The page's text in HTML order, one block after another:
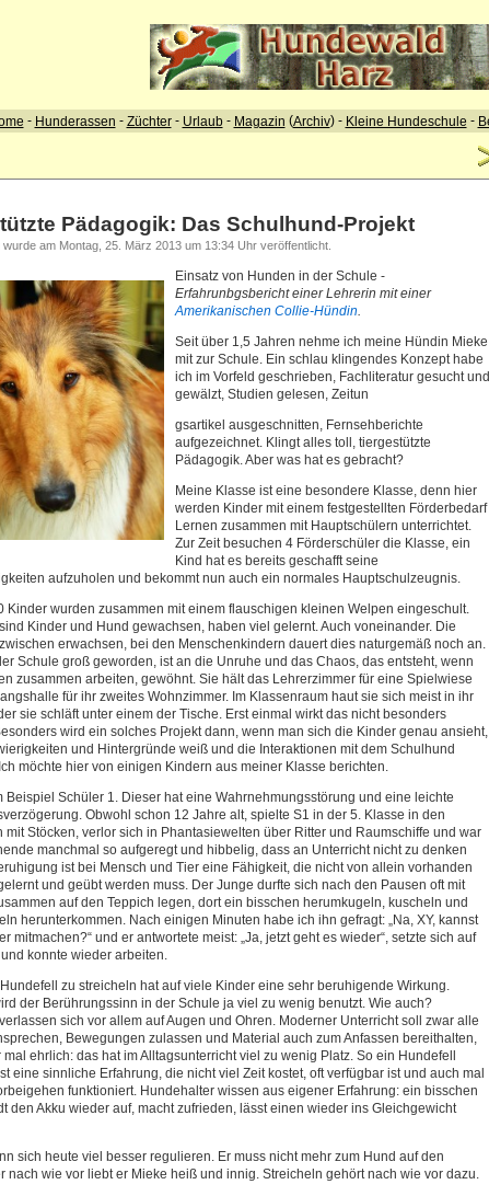
Pädagogik: Das Schulhund-Projekt
wurde am Montag, 25. März 2013 um 13:34 Uhr veröffentlicht.
Einsatz von Hunden in der Schule -
Erfahrunbgsbericht einer Lehrerin mit einer
Amerikanischen Collie-Hündin.
Seit über 1,5 Jahren nehme ich meine Hündin Mieke
mit zur Schule. Ein schlau klingendes Konzept habe
ich im Vorfeld geschrieben, Fachliteratur gesucht und
gewälzt, Studien gelesen, Zeitun
gsartikel ausgeschnitten, Fernsehberichte
aufgezeichnet. Klingt alles toll, tiergestützte
Pädagogik. Aber was hat es gebracht?
Meine Klasse ist eine besondere Klasse, denn hier
werden Kinder mit einem festgestellten Förderbedarf
Lernen zusammen mit Hauptschülern unterrichtet.
Zur Zeit besuchen 4 Förderschüler die Klasse, ein
Kind hat es bereits geschafft seine
aufzuholen und bekommt nun auch ein normales Hauptschulzeugnis.
Kinder wurden zusammen mit einem flauschigen kleinen Welpen eingeschult.
Kinder und Hund gewachsen, haben viel gelernt. Auch voneinander. Die
erwachsen, bei den Menschenkindern dauert dies naturgemäß noch an.
Schule groß geworden, ist an die Unruhe und das Chaos, das entsteht, wenn
zusammen arbeiten, gewöhnt. Sie hält das Lehrerzimmer für eine Spielwiese
für ihr zweites Wohnzimmer. Im Klassenraum haut sie sich meist in ihr
sie schläft unter einem der Tische. Erst einmal wirkt das nicht besonders
wird ein solches Projekt dann, wenn man sich die Kinder genau ansieht,
und Hintergründe weiß und die Interaktionen mit dem Schulhund
möchte hier von einigen Kindern aus meiner Klasse berichten.
Beispiel Schüler 1. Dieser hat eine Wahrnehmungsstörung und eine leichte
Obwohl schon 12 Jahre alt, spielte S1 in der 5. Klasse in den
mit Stöcken, verlor sich in Phantasiewelten über Ritter und Raumschiffe und war
manchmal so aufgeregt und hibbelig, dass an Unterricht nicht zu denken
ist bei Mensch und Tier eine Fähigkeit, die nicht von allein vorhanden
und geübt werden muss. Der Junge durfte sich nach den Pausen oft mit
auf den Teppich legen, dort ein bisschen herumkugeln, kuscheln und
herunterkommen. Nach einigen Minuten habe ich ihn gefragt: „Na, XY, kannst
mitmachen?“ und er antwortete meist: „Ja, jetzt geht es wieder“, setzte sich auf
konnte wieder arbeiten.
zu streicheln hat auf viele Kinder eine sehr beruhigende Wirkung.
der Berührungssinn in der Schule ja viel zu wenig benutzt. Wie auch?
sich vor allem auf Augen und Ohren. Moderner Unterricht soll zwar alle
Bewegungen zulassen und Material auch zum Anfassen bereithalten,
ehrlich: das hat im Alltagsunterricht viel zu wenig Platz. So ein Hundefell
eine sinnliche Erfahrung, die nicht viel Zeit kostet, oft verfügbar ist und auch mal
funktioniert. Hundehalter wissen aus eigener Erfahrung: ein bisschen
den Akku wieder auf, macht zufrieden, lässt einen wieder ins Gleichgewicht
sich heute viel besser regulieren. Er muss nicht mehr zum Hund auf den
nach wie vor liebt er Mieke heiß und innig. Streicheln gehört nach wie vor dazu.